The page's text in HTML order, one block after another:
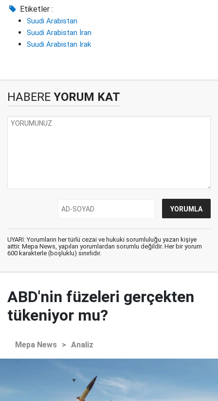
Etiketler :
Suudi Arabistan
Suudi Arabistan İran
Suudi Arabistan Irak
HABERE YORUM KAT
UYARI: Yorumların her türlü cezai ve hukuki sorumluluğu yazan kişiye
aittir. Mepa News, yapılan yorumlardan sorumlu değildir. Her bir yorum
600 karakterle (boşluklu) sınırlıdır.
ABD'nin füzeleri gerçekten
tükeniyor mu?
Mepa News > Analiz